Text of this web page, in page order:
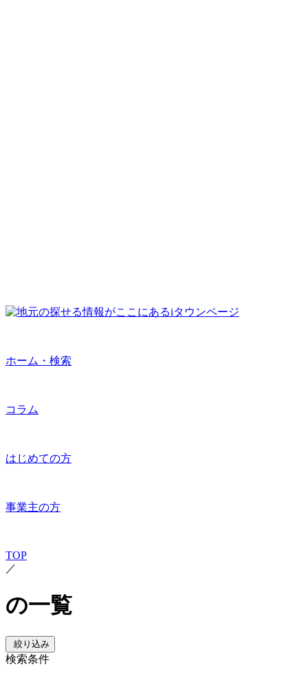
ホーム・検索
コラム
はじめての方
事業主の方
TOP
／
の一覧
絞り込み
検索条件